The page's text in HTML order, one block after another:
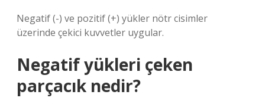
Negatif (-) ve pozitif (+) yükler nötr cisimler
üzerinde çekici kuvvetler uygular.
Negatif yükleri çeken
parçacık nedir?